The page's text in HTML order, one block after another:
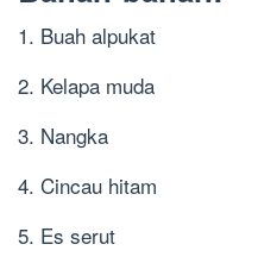
1. Buah alpukat
2. Kelapa muda
3. Nangka
4. Cincau hitam
5. Es serut